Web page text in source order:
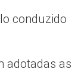
conduzido
adotadas as